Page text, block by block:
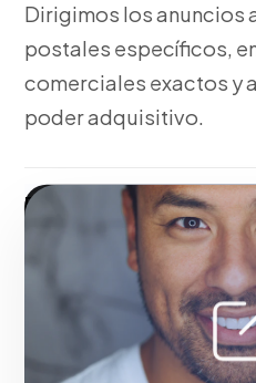
Dirigimos los anuncios
postales específicos,
comerciales exactos y
poder adquisitivo.
Fase 3:
Optimización del
medición de conversiones.
Hacerlo realidad